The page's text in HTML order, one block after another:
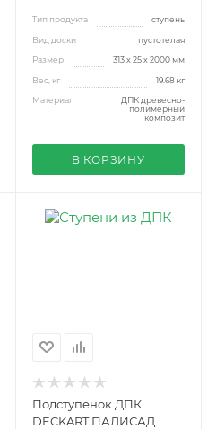
Тип продукта ступень
Вид доски пустотелая
Размер 313 х 25 х 2000 мм
Вес, кг 19.68 кг
Материал
ДПК древесно-
полимерный
композит
В КОРЗИНУ
Подступенок ДПК
DECKART ПАЛИСАД